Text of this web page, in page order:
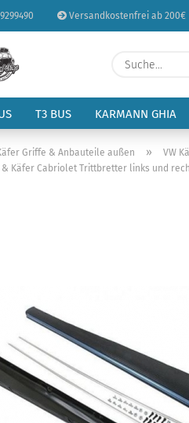
Versandkostenfrei ab 200€
T3 BUS KARMANN GHIA
Griffe & Anbauteile außen » VW
& Käfer Cabriolet Trittbretter links und